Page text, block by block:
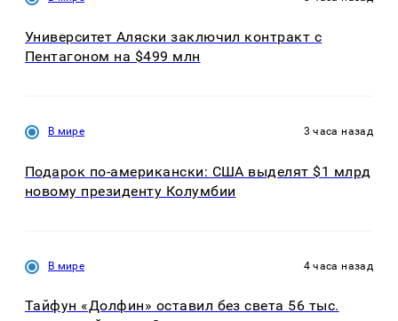
Университет Аляски заключил контракт с
Пентагоном на $499 млн
В мире 3 часа назад
Подарок по-американски: США выделят $1 млрд
новому президенту Колумбии
В мире 4 часа назад
Тайфун «Долфин» оставил без света 56 тыс.